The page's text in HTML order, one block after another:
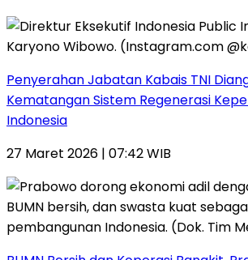
Penyerahan Jabatan Kabais TNI
Kematangan Sistem Regenerasi
Indonesia
27 Maret 2026 | 07:42 WIB